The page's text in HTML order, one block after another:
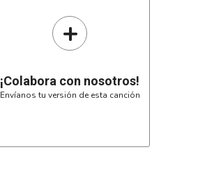
+
¡Colabora con nosotros!
Envíanos tu versión de esta canción